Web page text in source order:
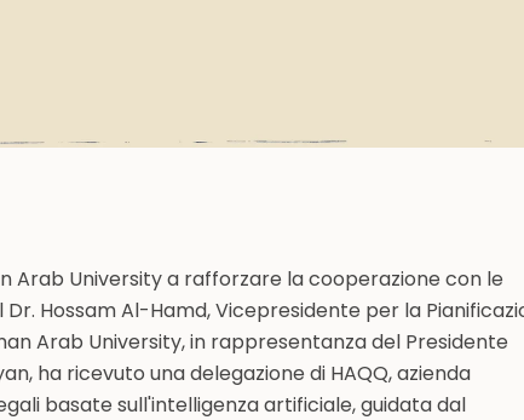
Arab University a rafforzare la cooperazione con le
Hossam Al-Hamd, Vicepresidente per la
Arab University, in rappresentanza del Presidente
ha ricevuto una delegazione di HAQQ, azienda
basate sull'intelligenza artificiale, guidata dal